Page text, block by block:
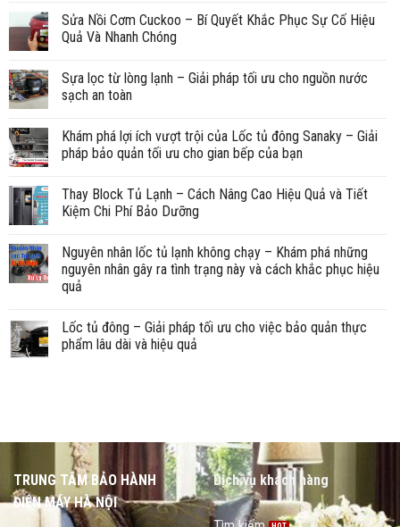
Sửa Nồi Cơm Cuckoo – Bí Quyết Khắc Phục Sự Cố Hiệu
Quả Và Nhanh Chóng
Sựa lọc từ lòng lạnh – Giải pháp tối ưu cho nguồn nước
sạch an toàn
Khám phá lợi ích vượt trội của Lốc tủ đông Sanaky – Giải
pháp bảo quản tối ưu cho gian bếp của bạn
Thay Block Tủ Lạnh – Cách Nâng Cao Hiệu Quả và Tiết
Kiệm Chi Phí Bảo Dưỡng
Nguyên nhân lốc tủ lạnh không chạy – Khám phá những
nguyên nhân gây ra tình trạng này và cách khắc phục hiệu
quả
Lốc tủ đông – Giải pháp tối ưu cho việc bảo quản thực
phẩm lâu dài và hiệu quả
TRUNG TÂM BẢO HÀNH
ĐIỆN MÁY HÀ NỘI
Dịch vụ khách hàng